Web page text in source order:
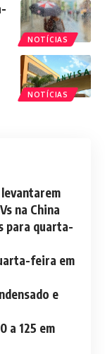
NOTÍCIAS
NOTÍCIAS
na China
para quarta-
feira em
e
a 125 em